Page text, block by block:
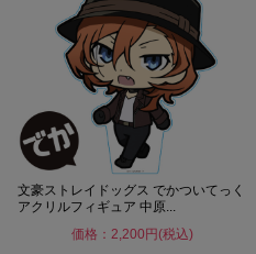
文豪ストレイドッグス でかついてっく
アクリルフィギュア 中原...
価格：2,200円(税込)